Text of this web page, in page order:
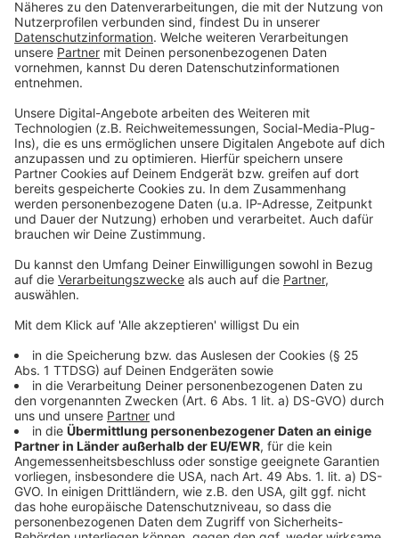
Mehr Informationen
Akzeptieren
powered byUsercentrics Consent
Management Platform
Nikki und Jason wollen unbedingt ein Kind. Doch so
richtig „erwachsen“ sind sie selber nicht….
©Copyright: Apple TV+
So ein paar Kiddies sollen es schon werden. Doch der
Weg dahin wird steinig...
Anzeige
©Copyright: Apple TV+
Freunde und Familie sind ein Segen...oder auch ein
Fluch? Denn sie stehen dem Adaptionsantrag von Nikki
und Jason teilweise im Weg.
Anzeige